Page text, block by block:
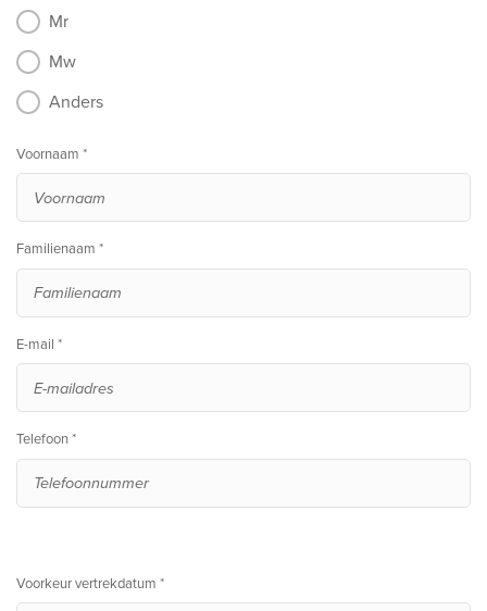
Mr
Mw
Anders
Voornaam *
Familienaam *
E-mail *
Telefoon *
Voorkeur vertrekdatum *